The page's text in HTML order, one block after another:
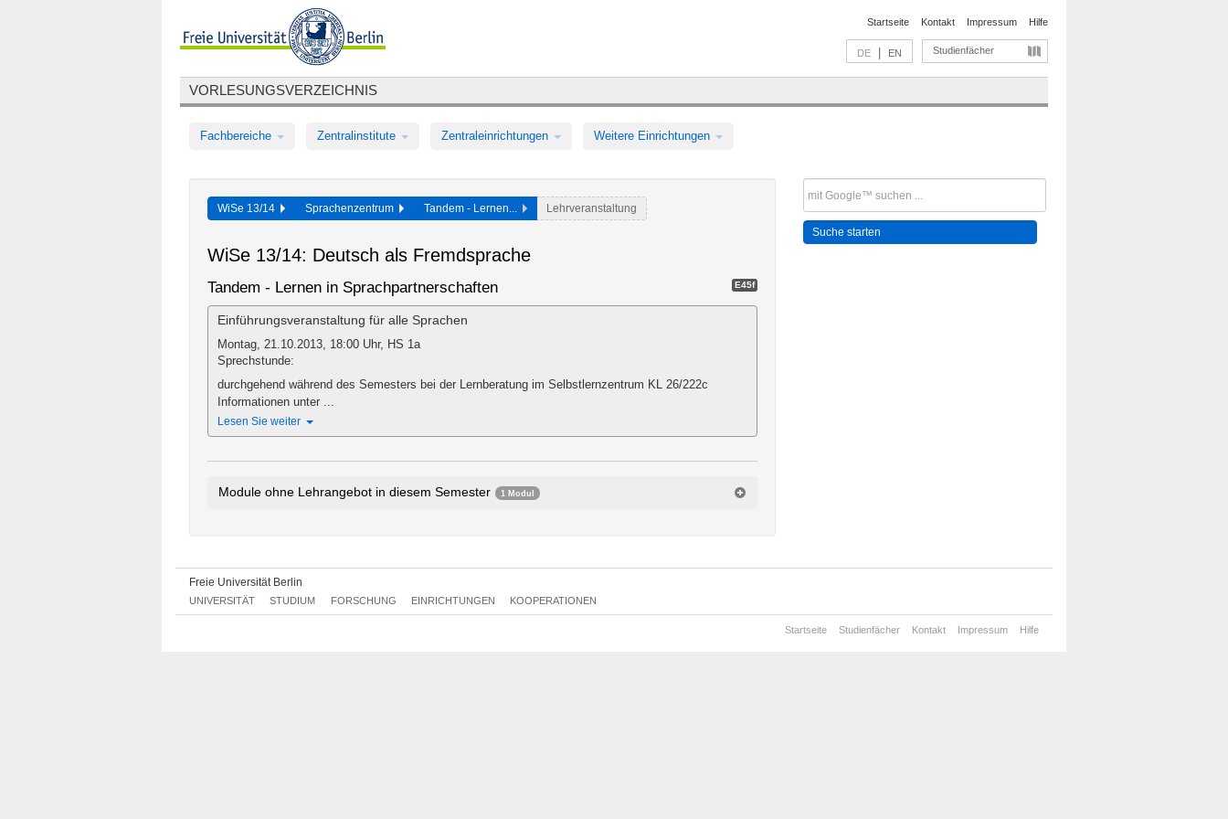
Startseite Kontakt Impressum Hilfe
DE EN Studienfächer
VORLESUNGSVERZEICHNIS
Fachbereiche Zentralinstitute Zentraleinrichtungen Weitere Einrichtungen
WiSe 13/14 Sprachenzentrum Tandem - Lernen... Lehrveranstaltung
WiSe 13/14: Deutsch als Fremdsprache
Tandem - Lernen in Sprachpartnerschaften E45f
Einführungsveranstaltung für alle Sprachen
Montag, 21.10.2013, 18:00 Uhr, HS 1a
Sprechstunde:
durchgehend während des Semesters bei der Lernberatung im Selbstlernzentrum KL 26/222c
Informationen unter ...
Lesen Sie weiter
Module ohne Lehrangebot in diesem Semester 1 Modul
Freie Universität Berlin
UNIVERSITÄT STUDIUM FORSCHUNG EINRICHTUNGEN KOOPERATIONEN
Startseite Studienfächer Kontakt Impressum Hilfe